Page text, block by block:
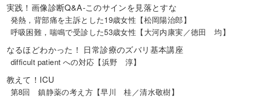
実践！画像診断Q&A-このサインを見落とすな
発熱，背部痛を主訴とした19歳女性【松岡陽治郎】
呼吸困難，喘鳴で受診した53歳女性【大河内康実／徳田 均】
なるほどわかった！ 日常診療のズバリ基本講座
difficult patient への対応【浜野 淳】
教えて！ICU
第8回 鎮静薬の考え方【早川 桂／清水敬樹】